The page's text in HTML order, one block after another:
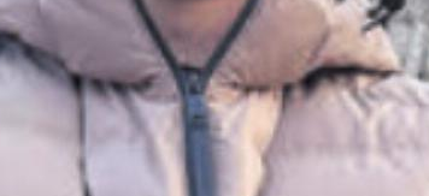
Topskorer Noel Angehrn. Bild: spr